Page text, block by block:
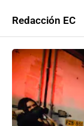
Redacción EC